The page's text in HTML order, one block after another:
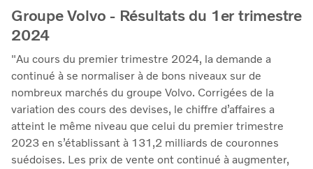
Groupe Volvo - Résultats du 1er trimestre
2024
"Au cours du premier trimestre 2024, la demande a
continué à se normaliser à de bons niveaux sur de
nombreux marchés du groupe Volvo. Corrigées de la
variation des cours des devises, le chiffre d’affaires a
atteint le même niveau que celui du premier trimestre
2023 en s’établissant à 131,2 milliards de couronnes
suédoises. Les prix de vente ont continué à augmenter,